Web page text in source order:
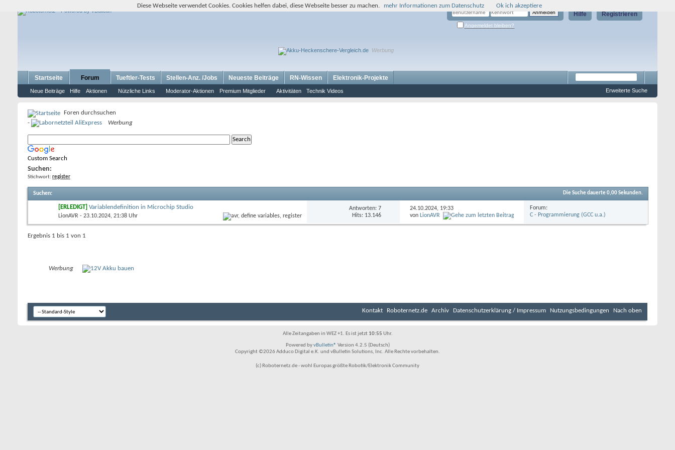
Registrieren
Hilfe
Angemeldet bleiben?
Werbung
Startseite Forum
Neue Beiträge Hilfe Aktionen Nützliche Links Moderator-Aktionen Premium Mitglieder Aktivitäten Technik Videos
Tueftler-Tests Stellen-Anz. /Jobs Neueste Beiträge RN-Wissen Elektronik-Projekte
Erweiterte Suche
Foren durchsuchen
-
Werbung
Custom Search
Suchen:
Stichwort: register
Suchen: Die Suche dauerte 0,00Sekunden.
[ERLEDIGT] Variablendefinition in Microchip Studio
LionAVR - 23.10.2024, 21:38 Uhr
Antworten: 7
Hits: 13.146
24.10.2024, 19:33
vonLionAVR
Forum:
C - Programmierung (GCC u.a.)
Ergebnis 1 bis 1 von 1
Werbung
Kontakt Roboternetz.de Archiv Datenschutzerklärung / Impressum Nutzungsbedingungen Nach oben
Alle Zeitangaben in WEZ +1. Es ist jetzt 10:55 Uhr.
Powered byvBulletin® Version 4.2.5 (Deutsch)
Copyright ©2026 Adduco Digital e.K. und vBulletin Solutions, Inc. Alle Rechte vorbehalten.
(c) Roboternetz.de - wohl Europas größte Robotik/Elektronik Community
Diese Webseite verwendet Cookies. Cookies helfen dabei, diese Webseite besser zu machen. mehr Informationen zum Datenschutz Ok ich akzeptiere